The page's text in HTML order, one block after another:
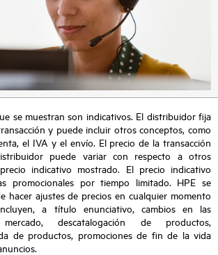
se muestran son indicativos. El distribuidor fija
y puede incluir otros conceptos, como
el IVA y el envío. El precio de la transacción
puede variar con respecto a otros
indicativo mostrado. El precio indicativo
promocionales por tiempo limitado. HPE se
hacer ajustes de precios en cualquier momento
a título enunciativo, cambios en las
descatalogación de productos,
de productos, promociones de fin de la vida